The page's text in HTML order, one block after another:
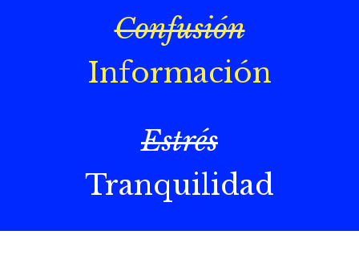
Confusión
Información
Estrés
Tranquilidad